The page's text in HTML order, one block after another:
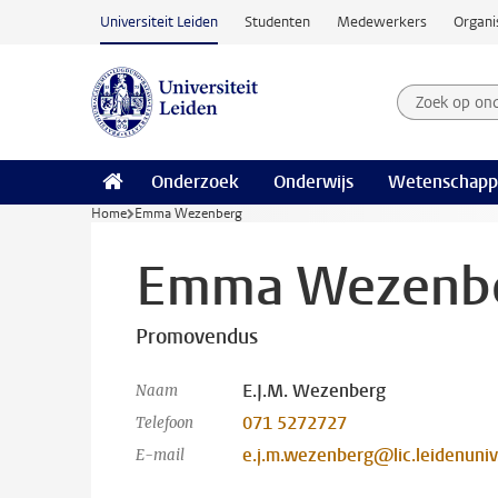
Ga naar hoofdinhoud
Universiteit Leiden Studenten Medewerkers
Zoek op
Zoekterm
Onderzoek Onderwijs
Home Emma Wezenberg
Emma
Promovendus
Naam E.J.M. Wezenberg
Telefoon 071 5272727
E-mail